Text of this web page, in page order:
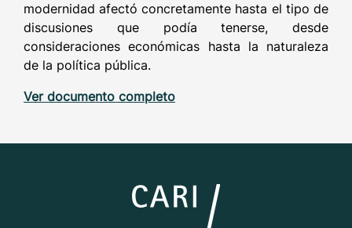
modernidad afectó concretamente hasta el tipo de
discusiones que podía tenerse, desde
consideraciones económicas hasta la naturaleza
de la política pública.
Ver documento completo